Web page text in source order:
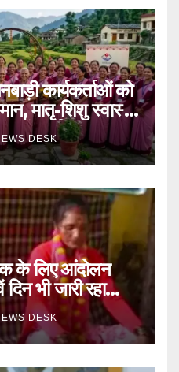
कार्यकर्ताओं को
मातृ-शिशु स्वास्थ्य
का मिला पुरस्कार
DESK
के लिए आंदोलन
भी जारी रहा
DESK